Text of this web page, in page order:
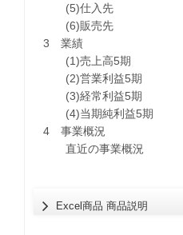
(5)仕入先
(6)販売先
3 業績
(1)売上高5期
(2)営業利益5期
(3)経常利益5期
(4)当期純利益5期
4 事業概況
直近の事業概況
Excel商品 商品説明